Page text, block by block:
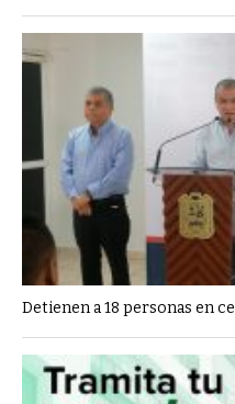
Detienen a 18 personas en